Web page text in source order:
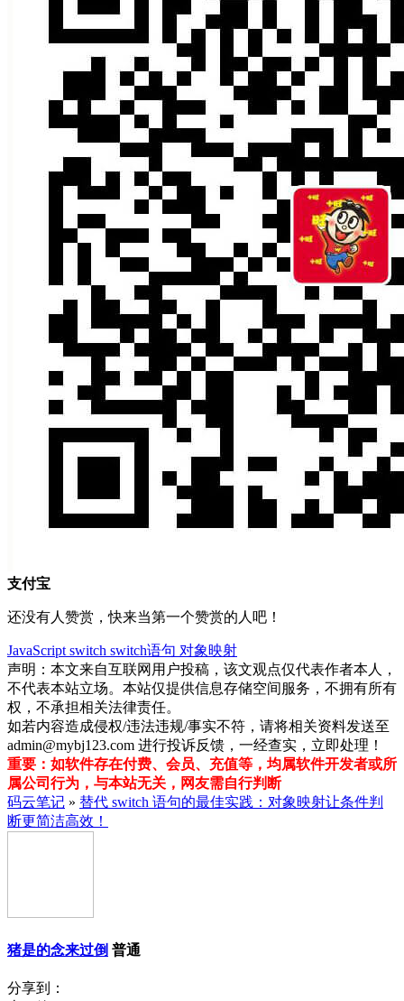
支付宝
还没有人赞赏，快来当第一个赞赏的人吧！
JavaScript switch switch语句 对象映射
声明：本文来自互联网用户投稿，该文观点仅代表作者本人，
不代表本站立场。本站仅提供信息存储空间服务，不拥有所有
权，不承担相关法律责任。
如若内容造成侵权/违法违规/事实不符，请将相关资料发送至
admin@mybj123.com 进行投诉反馈，一经查实，立即处理！
重要：如软件存在付费、会员、充值等，均属软件开发者或所
属公司行为，与本站无关，网友需自行判断
码云笔记 » 替代 switch 语句的最佳实践：对象映射让条件判
断更简洁高效！
猪是的念来过倒 普通
分享到：